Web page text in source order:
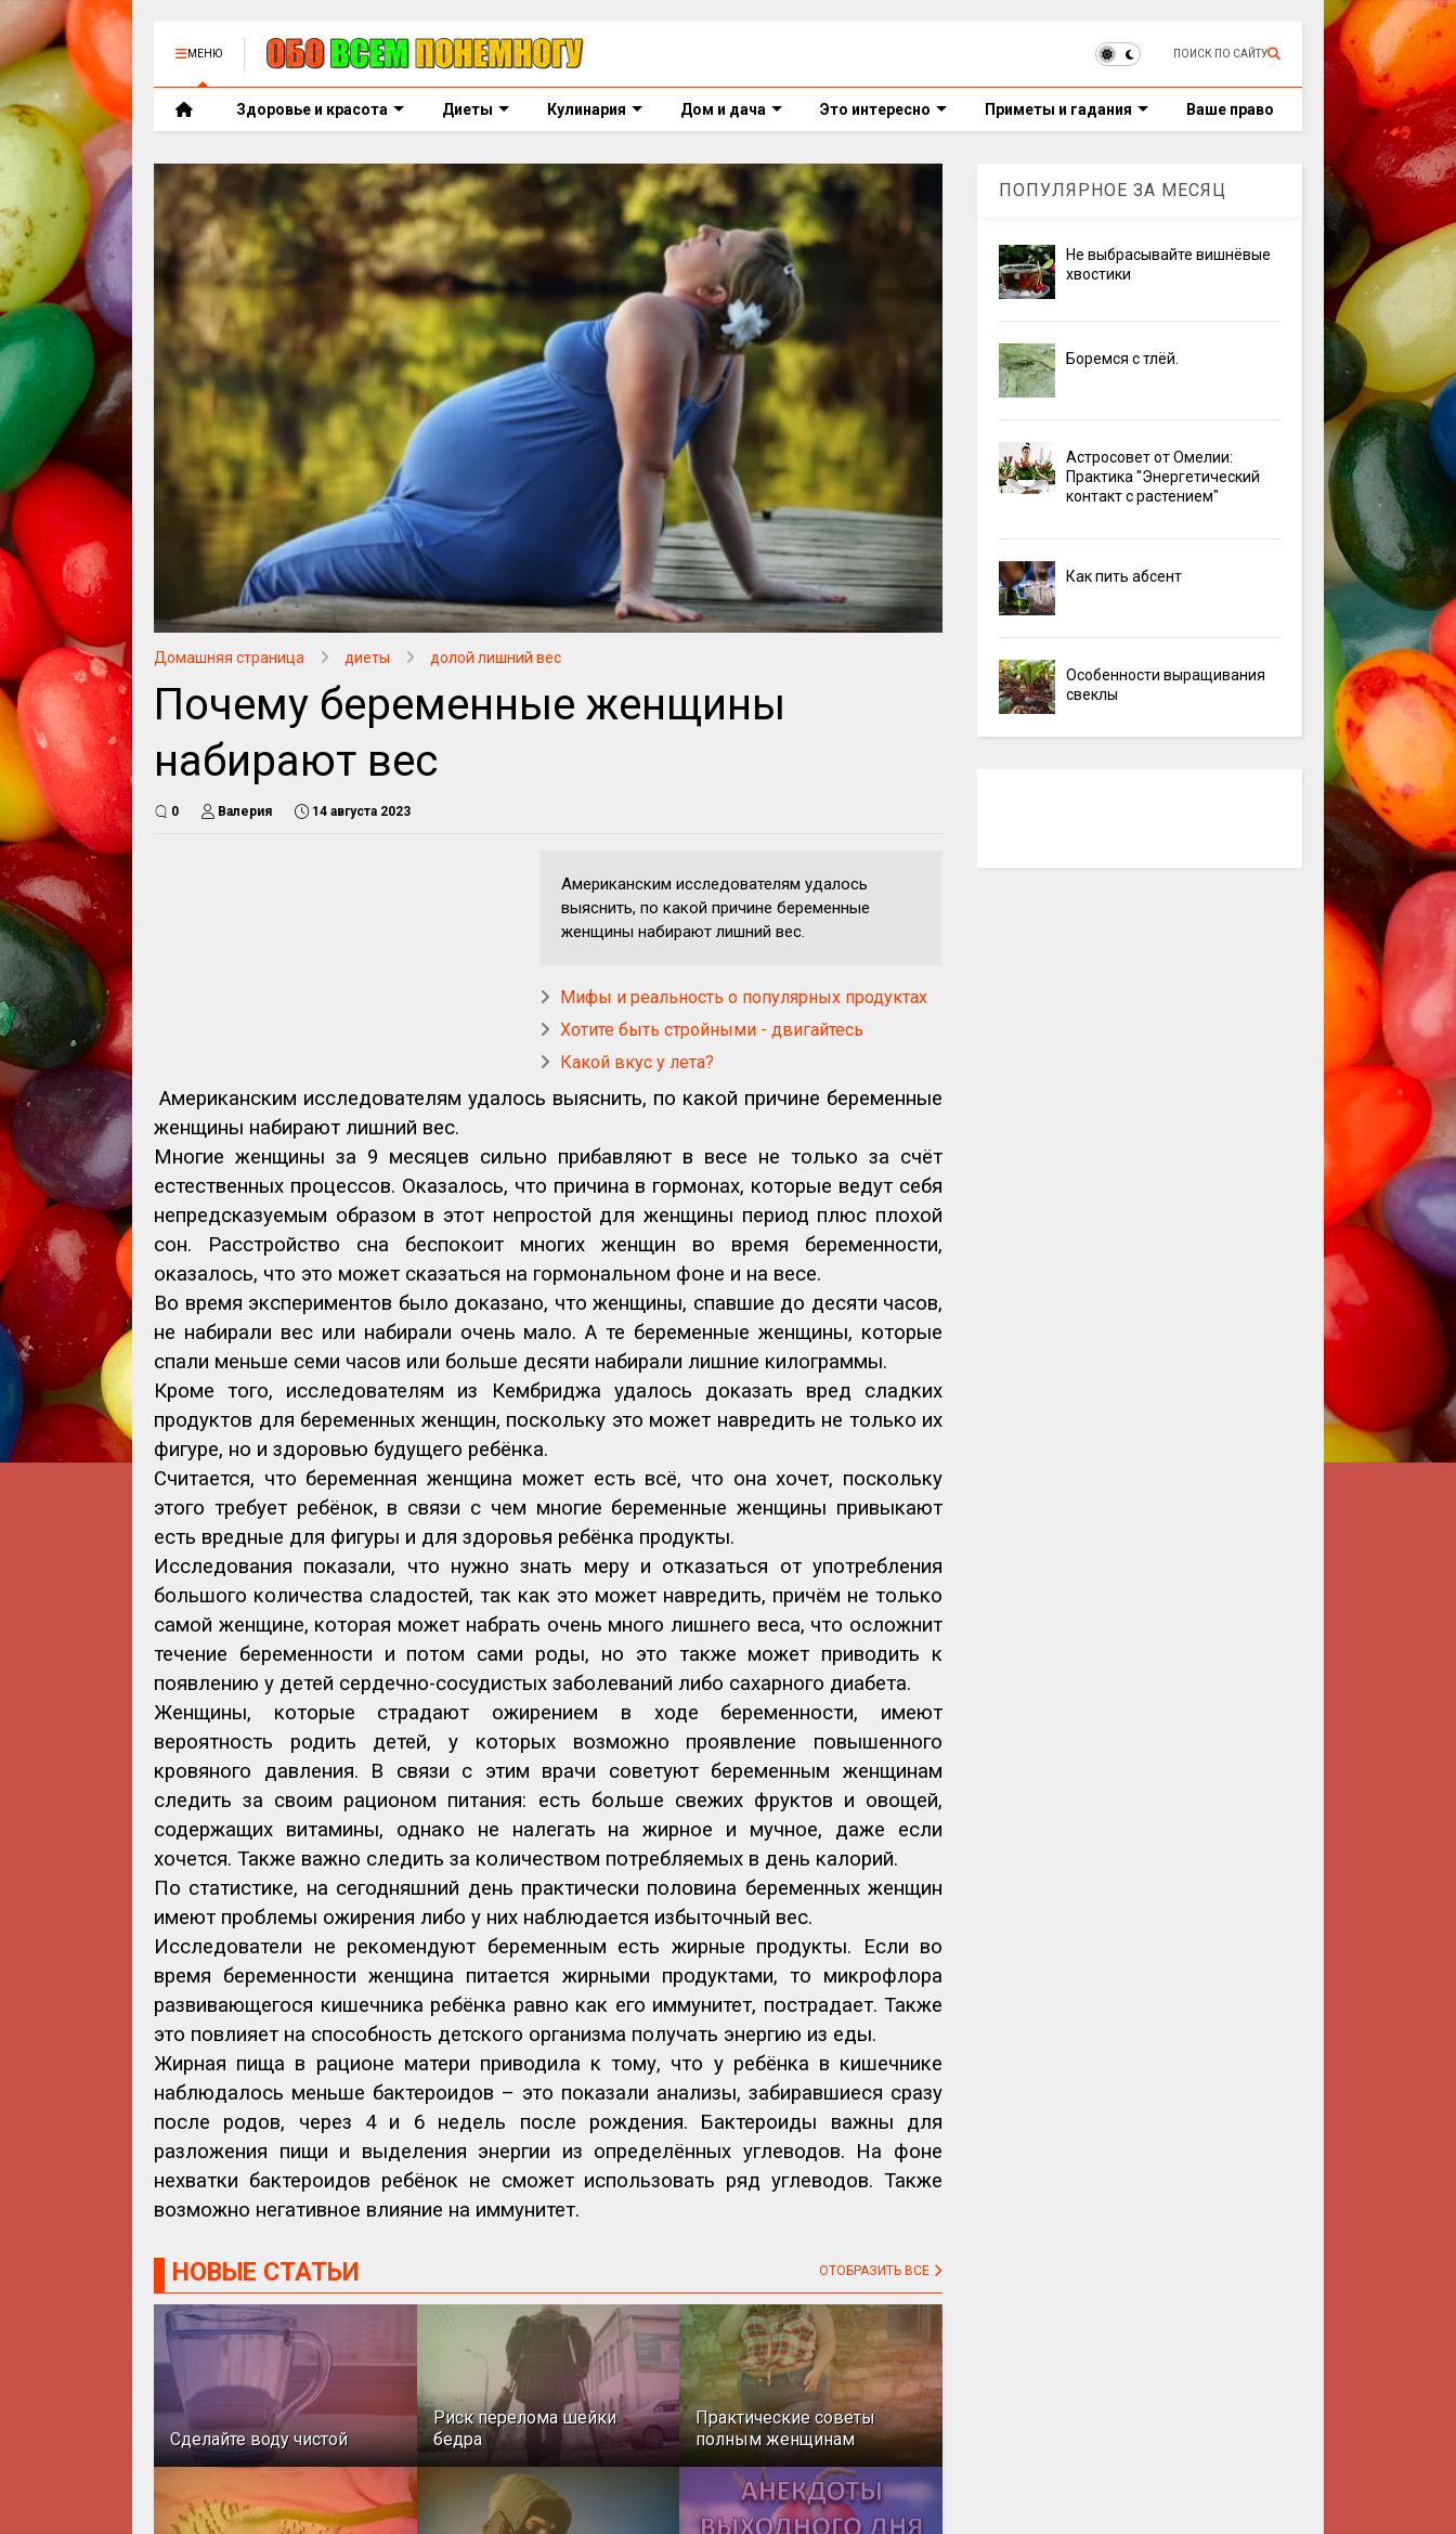
МЕНЮ ПОИСК ПО САЙТУ
Здоровье и красота Диеты Кулинария Дом и дача Это интересно Приметы и гадания Ваше право
Домашняя страница диеты долой лишний вес
Почему беременные женщины
набирают вес
0 Валерия 14 августа 2023
Американским исследователям удалось
выяснить, по какой причине беременные
женщины набирают лишний вес.
Мифы и реальность о популярных продуктах
Хотите быть стройными - двигайтесь
Какой вкус у лета?
Американским исследователям удалось выяснить, по какой причине беременные
женщины набирают лишний вес.
Многие женщины за 9 месяцев сильно прибавляют в весе не только за счёт
естественных процессов. Оказалось, что причина в гормонах, которые ведут себя
непредсказуемым образом в этот непростой для женщины период плюс плохой
сон. Расстройство сна беспокоит многих женщин во время беременности,
оказалось, что это может сказаться на гормональном фоне и на весе.
Во время экспериментов было доказано, что женщины, спавшие до десяти часов,
не набирали вес или набирали очень мало. А те беременные женщины, которые
спали меньше семи часов или больше десяти набирали лишние килограммы.
Кроме того, исследователям из Кембриджа удалось доказать вред сладких
продуктов для беременных женщин, поскольку это может навредить не только их
фигуре, но и здоровью будущего ребёнка.
Считается, что беременная женщина может есть всё, что она хочет, поскольку
этого требует ребёнок, в связи с чем многие беременные женщины привыкают
есть вредные для фигуры и для здоровья ребёнка продукты.
Исследования показали, что нужно знать меру и отказаться от употребления
большого количества сладостей, так как это может навредить, причём не только
самой женщине, которая может набрать очень много лишнего веса, что осложнит
течение беременности и потом сами роды, но это также может приводить к
появлению у детей сердечно-сосудистых заболеваний либо сахарного диабета.
Женщины, которые страдают ожирением в ходе беременности, имеют
вероятность родить детей, у которых возможно проявление повышенного
кровяного давления. В связи с этим врачи советуют беременным женщинам
следить за своим рационом питания: есть больше свежих фруктов и овощей,
содержащих витамины, однако не налегать на жирное и мучное, даже если
хочется. Также важно следить за количеством потребляемых в день калорий.
По статистике, на сегодняшний день практически половина беременных женщин
имеют проблемы ожирения либо у них наблюдается избыточный вес.
Исследователи не рекомендуют беременным есть жирные продукты. Если во
время беременности женщина питается жирными продуктами, то микрофлора
развивающегося кишечника ребёнка равно как его иммунитет, пострадает. Также
это повлияет на способность детского организма получать энергию из еды.
Жирная пища в рационе матери приводила к тому, что у ребёнка в кишечнике
наблюдалось меньше бактероидов – это показали анализы, забиравшиеся сразу
после родов, через 4 и 6 недель после рождения. Бактероиды важны для
разложения пищи и выделения энергии из определённых углеводов. На фоне
нехватки бактероидов ребёнок не сможет использовать ряд углеводов. Также
возможно негативное влияние на иммунитет.
НОВЫЕ СТАТЬИ ОТОБРАЗИТЬ ВСЕ
Сделайте воду чистой
Риск перелома шейки
бедра
Практические советы
полным женщинам
ПОПУЛЯРНОЕ ЗА МЕСЯЦ
Не выбрасывайте вишнёвые
хвостики
Боремся с тлёй.
Астросовет от Омелии:
Практика "Энергетический
контакт с растением"
Как пить абсент
Особенности выращивания
свеклы